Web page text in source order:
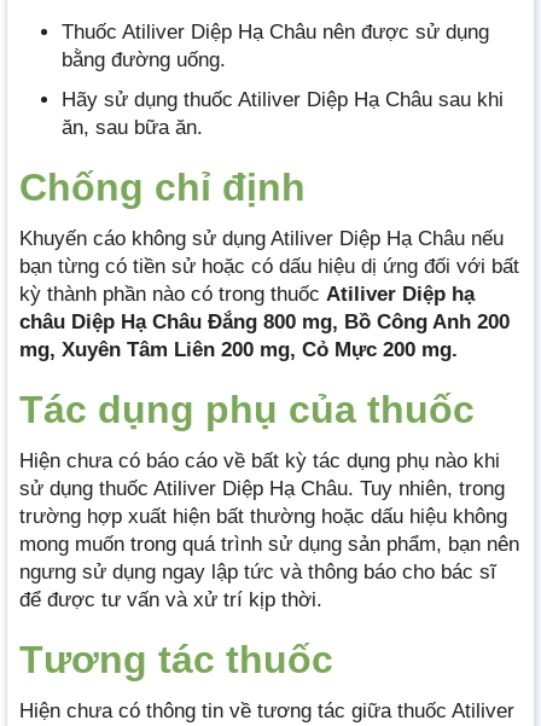
Thuốc Atiliver Diệp Hạ Châu nên được sử dụng
bằng đường uống.
Hãy sử dụng thuốc Atiliver Diệp Hạ Châu sau khi
ăn, sau bữa ăn.
Chống chỉ định
Khuyến cáo không sử dụng Atiliver Diệp Hạ Châu nếu
bạn từng có tiền sử hoặc có dấu hiệu dị ứng đối với bất
kỳ thành phần nào có trong thuốc Atiliver Diệp hạ
châu Diệp Hạ Châu Đắng 800 mg, Bồ Công Anh 200
mg, Xuyên Tâm Liên 200 mg, Cỏ Mực 200 mg.
Tác dụng phụ của thuốc
Hiện chưa có báo cáo về bất kỳ tác dụng phụ nào khi
sử dụng thuốc Atiliver Diệp Hạ Châu. Tuy nhiên, trong
trường hợp xuất hiện bất thường hoặc dấu hiệu không
mong muốn trong quá trình sử dụng sản phẩm, bạn nên
ngưng sử dụng ngay lập tức và thông báo cho bác sĩ
để được tư vấn và xử trí kịp thời.
Tương tác thuốc
Hiện chưa có thông tin về tương tác giữa thuốc Atiliver